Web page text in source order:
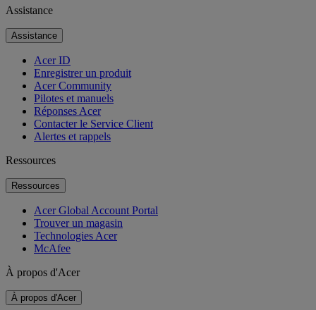
Assistance
Assistance
Acer ID
Enregistrer un produit
Acer Community
Pilotes et manuels
Réponses Acer
Contacter le Service Client
Alertes et rappels
Ressources
Ressources
Acer Global Account Portal
Trouver un magasin
Technologies Acer
McAfee
À propos d'Acer
À propos d'Acer